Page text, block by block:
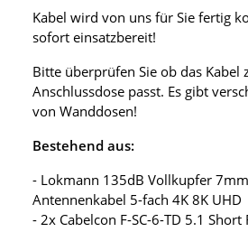
Kabel wird von uns für Sie fertig
sofort einsatzbereit!
Bitte überprüfen Sie ob das Kabel
Anschlussdose passt. Es gibt
von Wanddosen!
Bestehend aus:
- Lokmann 135dB Vollkupfer 7mm
Antennenkabel 5-fach 4K 8K UHD
- 2x Cabelcon F-SC-6-TD 5.1 Short